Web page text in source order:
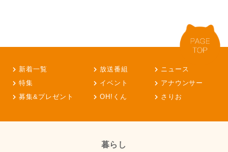
新着一覧 放送番組
ニュース
特集
イベント
アナウンサー
募集&プレゼント
OH!くん さりお
暮らし